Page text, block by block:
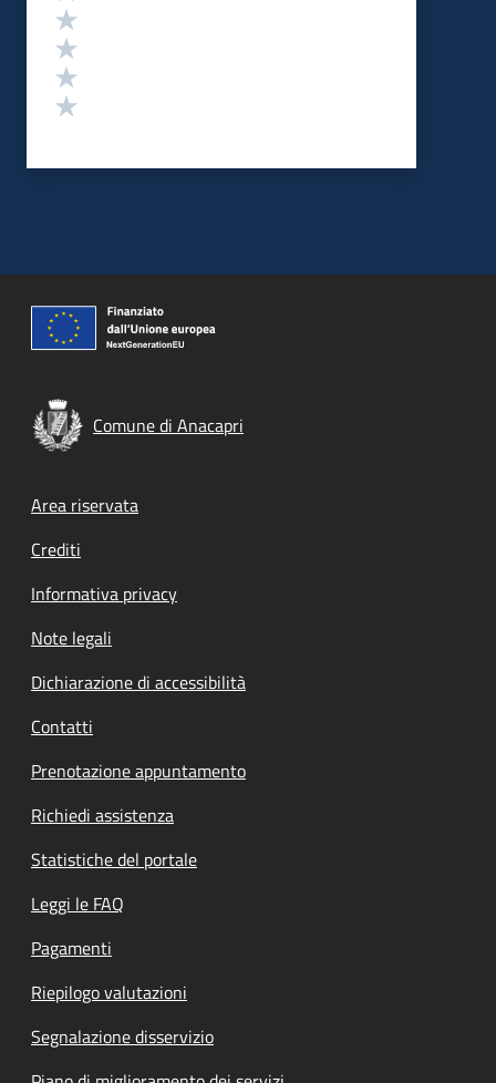
Comune di Anacapri
Footer menu
Area riservata
Crediti
Informativa privacy
Note legali
Dichiarazione di accessibilità
Contatti
Prenotazione appuntamento
Richiedi assistenza
Statistiche del portale
Leggi le FAQ
Pagamenti
Riepilogo valutazioni
Segnalazione disservizio